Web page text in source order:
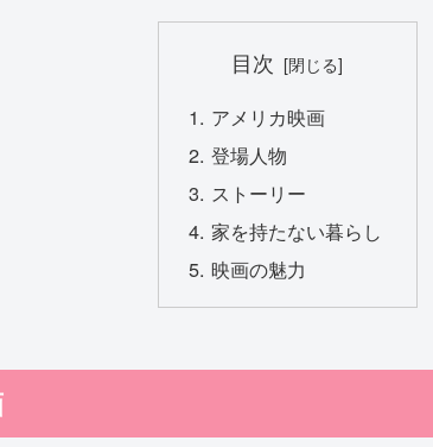
目次
アメリカ映画
登場人物
ストーリー
家を持たない暮らし
映画の魅力